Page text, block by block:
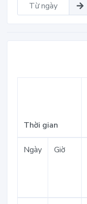
Thời gian
Ngày Giờ